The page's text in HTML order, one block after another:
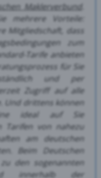
Maklerverbund.
mehrere Vorteile:
Mitgliedschaft, dass
zum
Tarife anbieten
für Sie
und per
Zugriff auf alle
Und drittens können
ideal auf Sie
Tarifen von nahezu
am deutschen
Beim Deutschen
den sogenannten
innerhalb der